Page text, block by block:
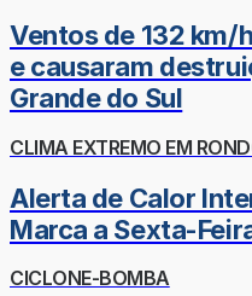
Ventos de 132 km/
e causaram
Grande do Sul
CLIMA EXTREMO EM
Alerta de Calor
Marca a Sexta-
CICLONE-BOMBA